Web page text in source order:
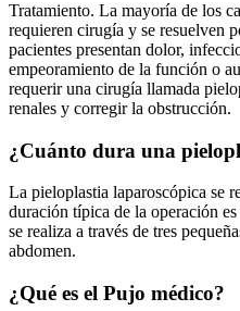
Tratamiento. La mayoría de los
requieren cirugía y se resuelven
pacientes presentan dolor,
empeoramiento de la función o
requerir una cirugía llamada
renales y corregir la obstrucción.
¿Cuánto dura una
La pieloplastia laparoscópica se
duración típica de la operación
se realiza a través de tres
abdomen.
¿Qué es el Pujo médico?